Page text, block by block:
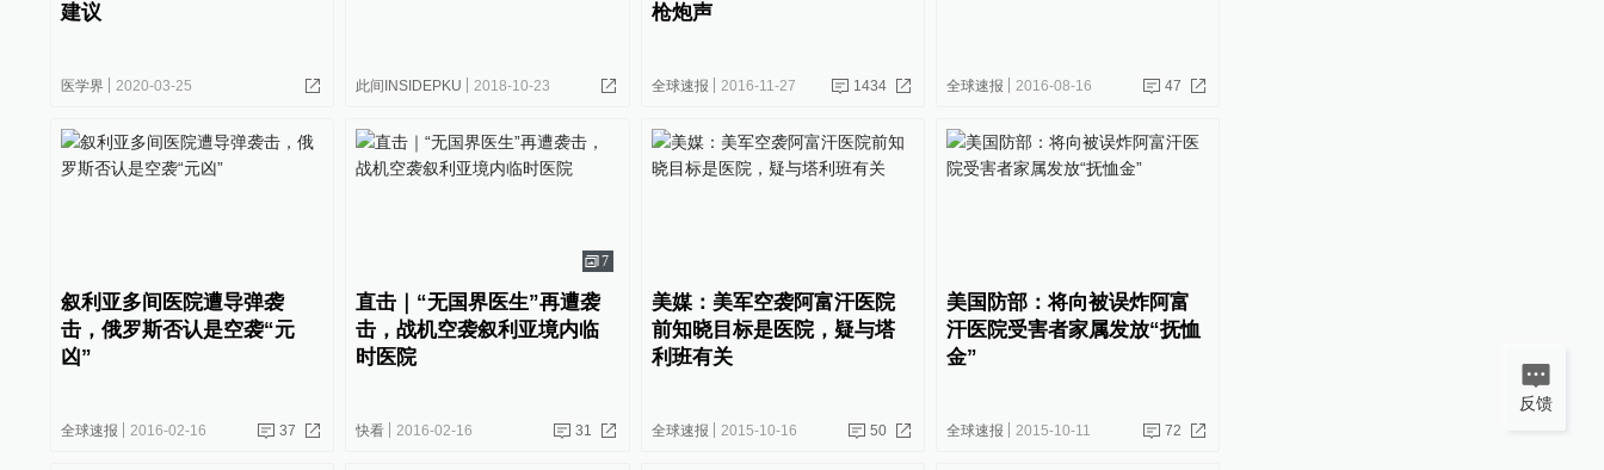
建议
医学界 2020-03-25 此间INSIDEPKU 2018-10-23
枪炮声
全球速报 2016-11-27 1434 全球速报 2016-08-16 47
叙利亚多间医院遭导弹袭
击，俄罗斯否认是空袭“元
凶”
全球速报 2016-02-16 37
7
直击｜“无国界医生”再遭袭
击，战机空袭叙利亚境内临
时医院
快看 2016-02-16 31
美媒：美军空袭阿富汗医院
前知晓目标是医院，疑与塔
利班有关
全球速报 2015-10-16 50
美国防部：将向被误炸阿富
汗医院受害者家属发放“抚恤
金”
全球速报 2015-10-11 72
反馈